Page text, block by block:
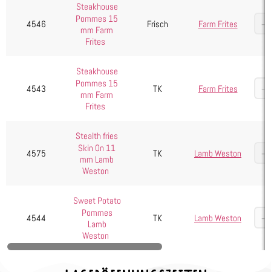
4546
Steakhouse
Pommes 15
mm Farm
Frites
Frisch Farm Frites
4543
Steakhouse
Pommes 15
mm Farm
Frites
TK Farm Frites
4575
Stealth fries
Skin On 11
mm Lamb
Weston
TK Lamb Weston
4544
Sweet Potato
Pommes
Lamb
Weston
TK Lamb Weston